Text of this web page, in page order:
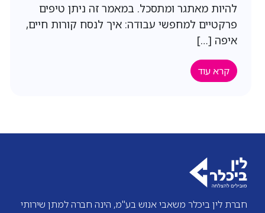
להיות מאתגר ומתסכל. במאמר זה ניתן טיפים
פרקטיים למחפשי עבודה: איך לנסח קורות חיים,
איפה […]
קרא עוד
חברת לין ביכלר משאבי אנוש בע"מ, הינה חברה למתן שירותי